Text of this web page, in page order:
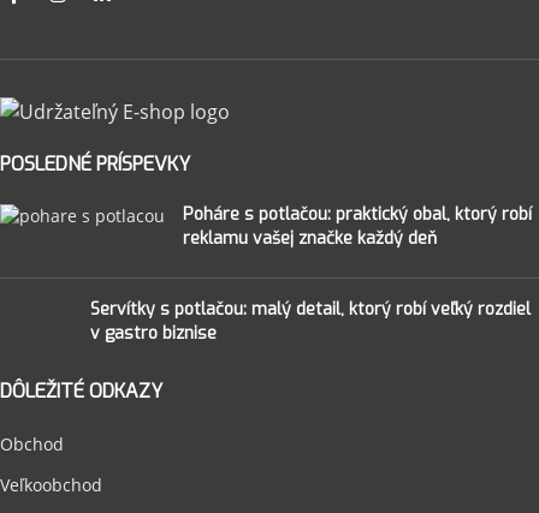
POSLEDNÉ PRÍSPEVKY
Poháre s potlačou: praktický obal, ktorý robí
reklamu vašej značke každý deň
Servítky s potlačou: malý detail, ktorý robí veľký rozdiel
v gastro biznise
DÔLEŽITÉ ODKAZY
Obchod
Veľkoobchod